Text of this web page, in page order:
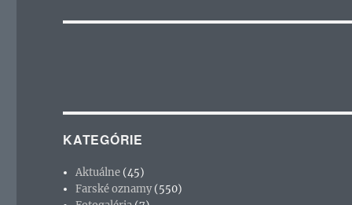
KATEGÓRIE
Aktuálne (45)
Farské oznamy(550)